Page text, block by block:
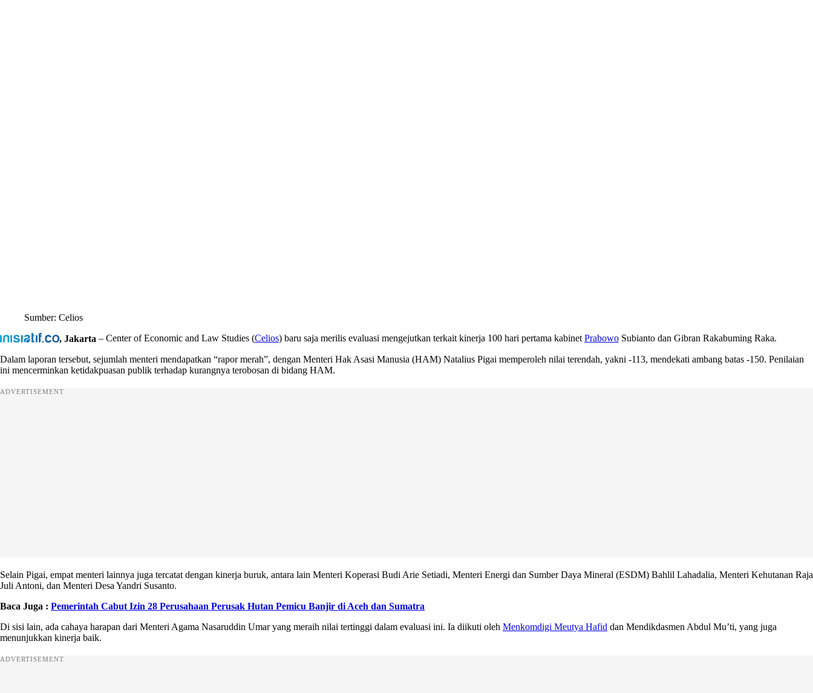
Sumber: Celios
, Jakarta – Center of Economic and Law Studies (Celios) baru saja merilis evaluasi mengejutkan terkait kinerja 100 hari pertama kabinetPrabowoSubianto dan Gibran Rakabuming Raka.
Dalam laporan tersebut, sejumlah menteri mendapatkan “rapor merah”, dengan Menteri Hak Asasi Manusia (HAM) Natalius Pigai memperoleh nilai terendah, yakni -113, mendekati ambang batas -150. Penilaian
ini mencerminkan ketidakpuasan publik terhadap kurangnya terobosan di bidang HAM.
ADVERTISEMENT
Selain Pigai, empat menteri lainnya juga tercatat dengan kinerja buruk, antara lain Menteri Koperasi Budi Arie Setiadi, Menteri Energi dan Sumber Daya Mineral (ESDM) Bahlil Lahadalia, Menteri Kehutanan Raja
Juli Antoni, dan Menteri Desa Yandri Susanto.
Baca Juga : Pemerintah Cabut Izin 28 Perusahaan Perusak Hutan Pemicu Banjir di Aceh dan Sumatra
Di sisi lain, ada cahaya harapan dari Menteri Agama Nasaruddin Umar yang meraih nilai tertinggi dalam evaluasi ini. Ia diikuti oleh Menkomdigi Meutya Hafid dan Mendikdasmen Abdul Mu’ti, yang juga
menunjukkan kinerja baik.
ADVERTISEMENT